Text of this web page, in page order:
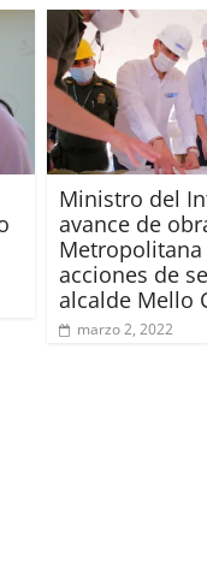
Ministro del
avance de
Metropolitana
acciones de
alcalde Mello
marzo 2, 2022